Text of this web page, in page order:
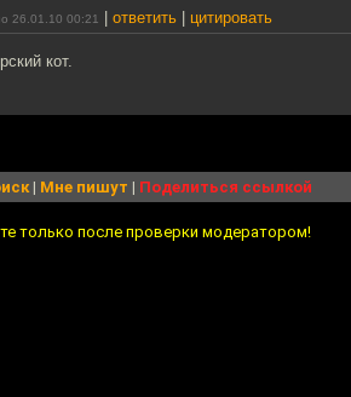
26.01.10 00:21 ответить цитировать
кот.
| Мне пишут | Поделиться ссылкой
только после проверки модератором!